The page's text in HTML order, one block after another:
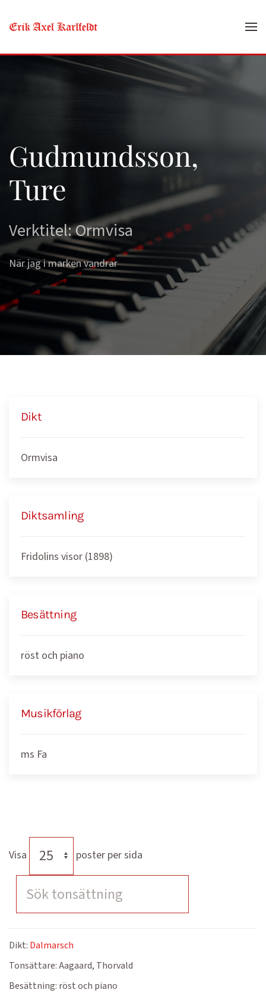
Skip to main content
Gudmundsson,
Ture
Verktitel: Ormvisa
När jag i marken vandrar
Dikt
Ormvisa
Diktsamling
Fridolins visor (1898)
Besättning
röst och piano
Musikförlag
ms Fa
Visa poster per sida
Dikt: Dalmarsch
Tonsättare:Aagaard, Thorvald
Besättning: röst och piano